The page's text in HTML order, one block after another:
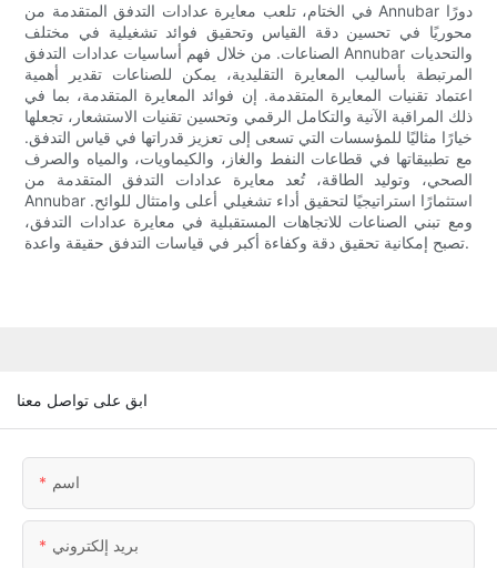
في الختام، تلعب معايرة عدادات التدفق المتقدمة من Annubar دورًا
محوريًا في تحسين دقة القياس وتحقيق فوائد تشغيلية في مختلف
الصناعات. من خلال فهم أساسيات عدادات التدفق Annubar والتحديات
المرتبطة بأساليب المعايرة التقليدية، يمكن للصناعات تقدير أهمية
اعتماد تقنيات المعايرة المتقدمة. إن فوائد المعايرة المتقدمة، بما في
ذلك المراقبة الآنية والتكامل الرقمي وتحسين تقنيات الاستشعار، تجعلها
خيارًا مثاليًا للمؤسسات التي تسعى إلى تعزيز قدراتها في قياس التدفق.
مع تطبيقاتها في قطاعات النفط والغاز، والكيماويات، والمياه والصرف
الصحي، وتوليد الطاقة، تُعد معايرة عدادات التدفق المتقدمة من
Annubar استثمارًا استراتيجيًا لتحقيق أداء تشغيلي أعلى وامتثال للوائح.
ومع تبني الصناعات للاتجاهات المستقبلية في معايرة عدادات التدفق،
تصبح إمكانية تحقيق دقة وكفاءة أكبر في قياسات التدفق حقيقة واعدة.
ابق على تواصل معنا
اسم
بريد إلكتروني